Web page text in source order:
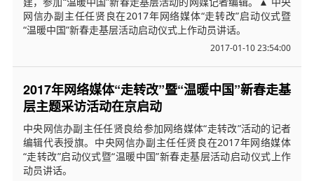
网信办副主任任贤良在2017年网络媒体“走转改”启动仪式暨
“温暖中国”新春走基层活动启动仪式上作动员讲话。
2017-01-10 23:54:00
2017年网络媒体“走转改”暨“温暖中国”新春走基
层主题采访活动在京启动
中央网信办副主任任贤良给参加网络媒体“走转改”活动的记者
编辑代表授旗。中央网信办副主任任贤良在2017年网络媒体
“走转改”启动仪式暨“温暖中国”新春走基层活动启动仪式上作
动员讲话。